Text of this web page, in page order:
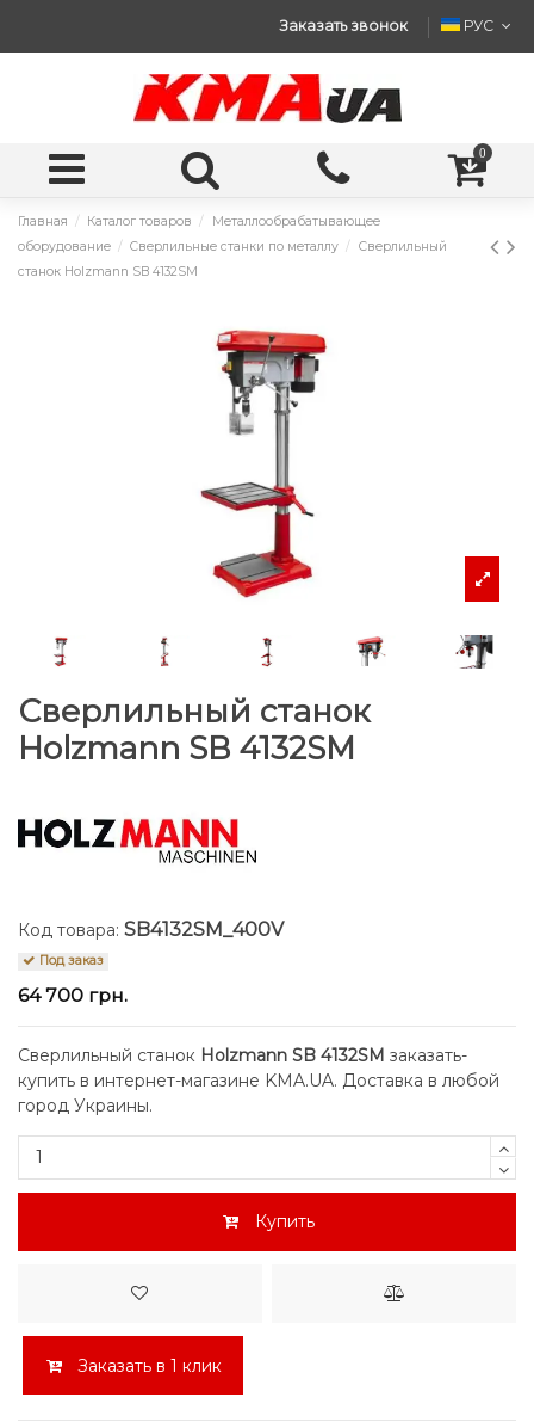
Заказать звонок РУС
0
Главная Каталог товаров
Металлообрабатывающее
оборудование
Сверлильные станки по металлу
Сверлильный
станок Holzmann SB 4132SM
Сверлильный станок
Holzmann SB 4132SM
Код товара: SB4132SM_400V
Под заказ
64 700 грн.
Сверлильный станок Holzmann SB 4132SM заказать-
купить в интернет-магазине KMA.UA. Доставка в любой
город Украины.
Купить
Заказать в 1 клик